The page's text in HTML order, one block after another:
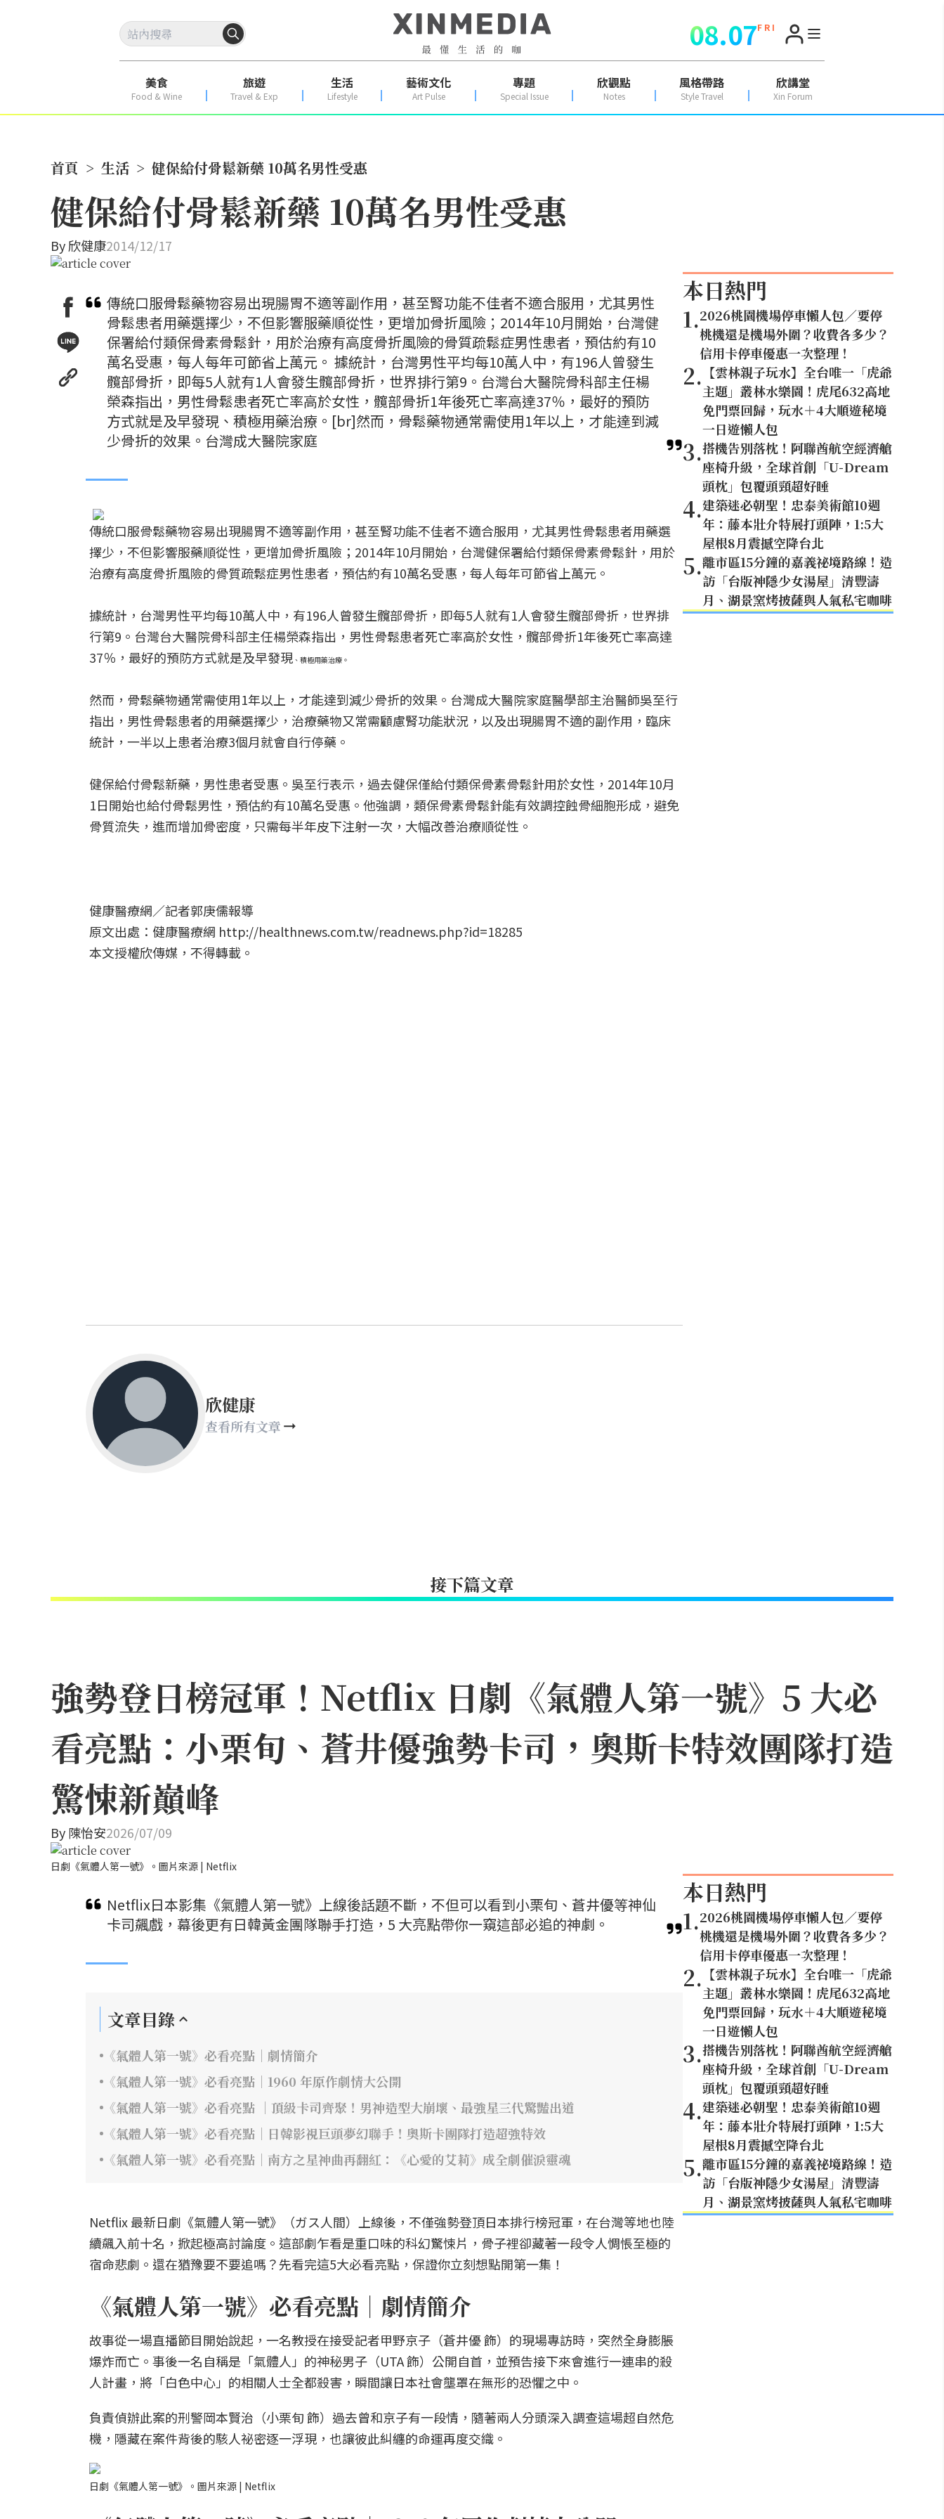
08.07F R I
美食
Food & Wine
旅遊
Travel & Exp
生活
Lifestyle
藝術文化
Art Pulse
專題
Special Issue
欣觀點
Notes
風格帶路
Style Travel
欣講堂
Xin Forum
首頁 > 生活 > 健保給付骨鬆新藥 10萬名男性受惠
健保給付骨鬆新藥 10萬名男性受惠
By欣健康2014/12/17
傳統口服骨鬆藥物容易出現腸胃不適等副作用，甚至腎功能不佳者不適合服用，尤其男性
骨鬆患者用藥選擇少，不但影響服藥順從性，更增加骨折風險；2014年10月開始，台灣健
保署給付類保骨素骨鬆針，用於治療有高度骨折風險的骨質疏鬆症男性患者，預估約有10
萬名受惠，每人每年可節省上萬元。 據統計，台灣男性平均每10萬人中，有196人曾發生
髖部骨折，即每5人就有1人會發生髖部骨折，世界排行第9。台灣台大醫院骨科部主任楊
榮森指出，男性骨鬆患者死亡率高於女性，髖部骨折1年後死亡率高達37％，最好的預防
方式就是及早發現、積極用藥治療。[br]然而，骨鬆藥物通常需使用1年以上，才能達到減
少骨折的效果。台灣成大醫院家庭
傳統口服骨鬆藥物容易出現腸胃不適等副作用，甚至腎功能不佳者不適合服用，尤其男性骨鬆患者用藥選
擇少，不但影響服藥順從性，更增加骨折風險；2014年10月開始，台灣健保署給付類保骨素骨鬆針，用於
治療有高度骨折風險的骨質疏鬆症男性患者，預估約有10萬名受惠，每人每年可節省上萬元。
據統計，台灣男性平均每10萬人中，有196人曾發生髖部骨折，即每5人就有1人會發生髖部骨折，世界排
行第9。台灣台大醫院骨科部主任楊榮森指出，男性骨鬆患者死亡率高於女性，髖部骨折1年後死亡率高達
37％，最好的預防方式就是及早發現 、積極用藥治療。
然而，骨鬆藥物通常需使用1年以上，才能達到減少骨折的效果。台灣成大醫院家庭醫學部主治醫師吳至行
指出，男性骨鬆患者的用藥選擇少，治療藥物又常需顧慮腎功能狀況，以及出現腸胃不適的副作用，臨床
統計，一半以上患者治療3個月就會自行停藥。
健保給付骨鬆新藥，男性患者受惠。吳至行表示，過去健保僅給付類保骨素骨鬆針用於女性，2014年10月
1日開始也給付骨鬆男性，預估約有10萬名受惠。他強調，類保骨素骨鬆針能有效調控蝕骨細胞形成，避免
骨質流失，進而增加骨密度，只需每半年皮下注射一次，大幅改善治療順從性。
健康醫療網／記者郭庚儒報導
原文出處：健康醫療網 http://healthnews.com.tw/readnews.php?id=18285
本文授權欣傳媒，不得轉載。
欣健康
查看所有文章
本日熱門
1.2026桃園機場停車懶人包／要停
桃機還是機場外圍？收費各多少？
信用卡停車優惠一次整理！
2. 【雲林親子玩水】全台唯一「虎爺
主題」叢林水樂園！虎尾632高地
免門票回歸，玩水＋4大順遊秘境
一日遊懶人包
3.搭機告別落枕！阿聯酋航空經濟艙
座椅升級，全球首創「U-Dream
頭枕」包覆頭頸超好睡
4.建築迷必朝聖！忠泰美術館10週
年：藤本壯介特展打頭陣，1:5大
屋根8月震撼空降台北
5.離市區15分鐘的嘉義祕境路線！造
訪「台版神隱少女湯屋」清豐濤
月、湖景窯烤披薩與人氣私宅咖啡
接下篇文章
強勢登日榜冠軍！Netflix 日劇《氣體人第一號》5 大必
看亮點：小栗旬、蒼井優強勢卡司，奧斯卡特效團隊打造
驚悚新巔峰
By陳怡安2026/07/09
日劇《氣體人第一號》。圖片來源 | Netflix
Netflix日本影集《氣體人第一號》上線後話題不斷，不但可以看到小栗旬、蒼井優等神仙
卡司飆戲，幕後更有日韓黃金團隊聯手打造，5 大亮點帶你一窺這部必追的神劇。
文章目錄
《氣體人第一號》必看亮點｜劇情簡介
《氣體人第一號》必看亮點｜1960 年原作劇情大公開
《氣體人第一號》必看亮點 ｜頂級卡司齊聚！男神造型大崩壞、最強星三代驚豔出道
《氣體人第一號》必看亮點｜日韓影視巨頭夢幻聯手！奧斯卡團隊打造超強特效
《氣體人第一號》必看亮點｜南方之星神曲再翻紅：《心愛的艾莉》成全劇催淚靈魂
Netflix 最新日劇《氣體人第一號》（ガス人間）上線後，不僅強勢登頂日本排行榜冠軍，在台灣等地也陸
續飆入前十名，掀起極高討論度。這部劇乍看是重口味的科幻驚悚片，骨子裡卻藏著一段令人惆悵至極的
宿命悲劇。還在猶豫要不要追嗎？先看完這5大必看亮點，保證你立刻想點開第一集！
《氣體人第一號》必看亮點｜劇情簡介
故事從一場直播節目開始說起，一名教授在接受記者甲野京子（蒼井優 飾）的現場專訪時，突然全身膨脹
爆炸而亡。事後一名自稱是「氣體人」的神秘男子（UTA 飾）公開自首，並預告接下來會進行一連串的殺
人計畫，將「白色中心」的相關人士全都殺害，瞬間讓日本社會壟罩在無形的恐懼之中。
負責偵辦此案的刑警岡本賢治（小栗旬 飾）過去曾和京子有一段情，隨著兩人分頭深入調查這場超自然危
機，隱藏在案件背後的駭人祕密逐一浮現，也讓彼此糾纏的命運再度交織。
日劇《氣體人第一號》。圖片來源 | Netflix
本日熱門
1.2026桃園機場停車懶人包／要停
桃機還是機場外圍？收費各多少？
信用卡停車優惠一次整理！
2. 【雲林親子玩水】全台唯一「虎爺
主題」叢林水樂園！虎尾632高地
免門票回歸，玩水＋4大順遊秘境
一日遊懶人包
3.搭機告別落枕！阿聯酋航空經濟艙
座椅升級，全球首創「U-Dream
頭枕」包覆頭頸超好睡
4.建築迷必朝聖！忠泰美術館10週
年：藤本壯介特展打頭陣，1:5大
屋根8月震撼空降台北
5.離市區15分鐘的嘉義祕境路線！造
訪「台版神隱少女湯屋」清豐濤
月、湖景窯烤披薩與人氣私宅咖啡